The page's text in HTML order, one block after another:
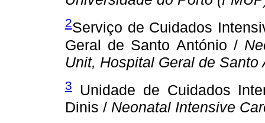
2Serviço de Cuidados
Geral de Santo António /
Unit, Hospital Geral de Santo
3
Unidade de Cuidados
Dinis / Neonatal Intensive